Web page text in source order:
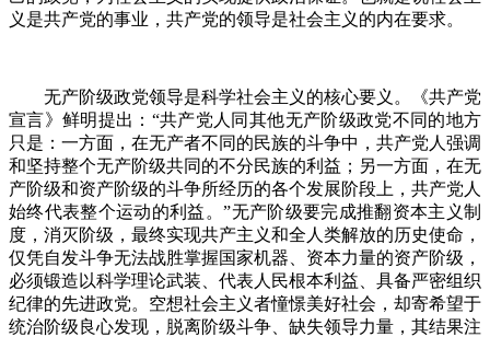
义是共产党的事业，共产党的领导是社会主义的内在要求。
无产阶级政党领导是科学社会主义的核心要义。《共产党
宣言》鲜明提出：“共产党人同其他无产阶级政党不同的地方
只是：一方面，在无产者不同的民族的斗争中，共产党人强调
和坚持整个无产阶级共同的不分民族的利益；另一方面，在无
产阶级和资产阶级的斗争所经历的各个发展阶段上，共产党人
始终代表整个运动的利益。”无产阶级要完成推翻资本主义制
度，消灭阶级，最终实现共产主义和全人类解放的历史使命，
仅凭自发斗争无法战胜掌握国家机器、资本力量的资产阶级，
必须锻造以科学理论武装、代表人民根本利益、具备严密组织
纪律的先进政党。空想社会主义者憧憬美好社会，却寄希望于
统治阶级良心发现，脱离阶级斗争、缺失领导力量，其结果注